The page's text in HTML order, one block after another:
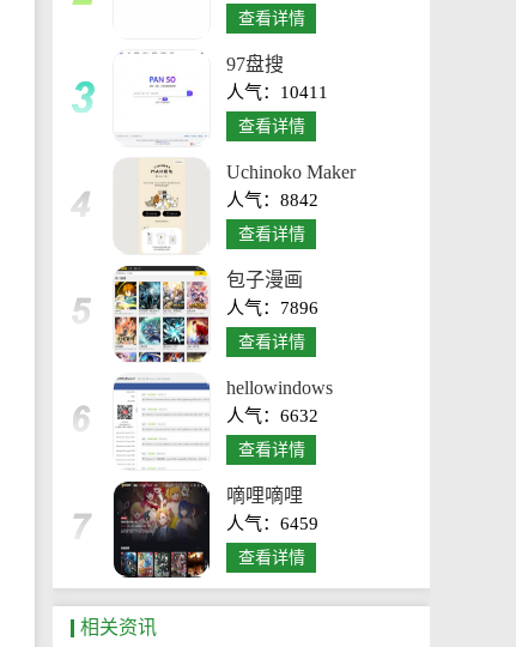
查看详情
97盘搜
人气：10411
查看详情
Uchinoko Maker
人气：8842
查看详情
包子漫画
人气：7896
查看详情
hellowindows
人气：6632
查看详情
嘀哩嘀哩
人气：6459
查看详情
相关资讯